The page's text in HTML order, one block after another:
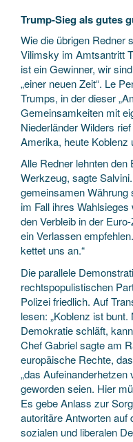
Trump-Sieg als gutes
Wie die übrigen Redner
Vilimsky im Amtsantritt
ist ein Gewinner, wir
„einer neuen Zeit“. Le
Trumps, in der dieser
Gemeinsamkeiten mit
Niederländer Wilders
Amerika, heute Koblenz
Alle Redner lehnten den
Werkzeug, sagte
gemeinsamen Währung
im Fall ihres
den Verbleib in der
ein Verlassen
kettet uns an.“
Die parallele
rechtspopulistischen
Polizei friedlich. Auf
lesen: „Koblenz ist bunt.
Demokratie schläft,
Chef Gabriel sagte am
europäische Rechte,
„das
geworden seien. Hier
Es gebe Anlass zur
autoritäre Antworten
sozialen und liberalen